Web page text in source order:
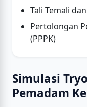
Tali Temali
Pertolongan
(PPPK)
Simulasi
Pemadam